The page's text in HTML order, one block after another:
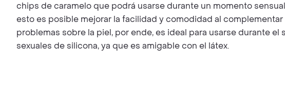
chips de caramelo que podrá usarse durante un momento
esto es posible mejorar la facilidad y comodidad al
problemas sobre la piel, por ende, es ideal para usarse durante
sexuales de silicona, ya que es amigable con el látex.